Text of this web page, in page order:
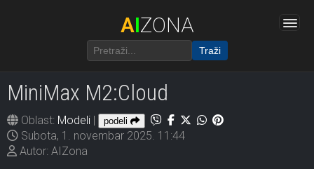
AIZONA
Traži
MiniMax M2:Cloud
Oblast: Modeli | podeli
Subota, 1. novembar 2025. 11:44
Autor: AIZona